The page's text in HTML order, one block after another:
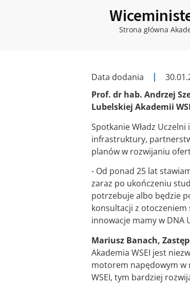
Strona główna
Data dodania
Prof. dr hab. Andrzej
Lubelskiej Akademii
Spotkanie Władz
infrastruktury,
planów w rozwijaniu
- Od ponad 25 lat
zaraz po ukończeniu
potrzebuje albo będzie
konsultacji z otoczeniem
innowacje mamy w DNA
Mariusz Banach,
Akademia WSEI jest
motorem napędowym w
WSEI, tym bardziej